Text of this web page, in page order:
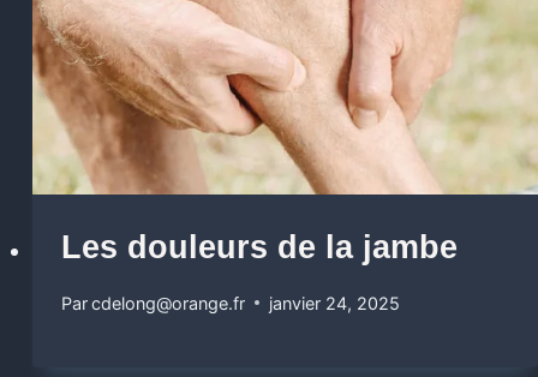
Les douleurs de la jambe
Parcdelong@orange.fr janvier 24, 2025